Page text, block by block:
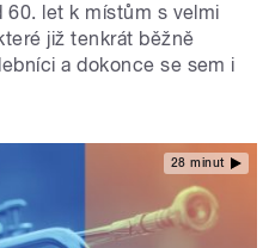
60. let k místům s velmi
již tenkrát běžně
a dokonce se sem i
28 minut